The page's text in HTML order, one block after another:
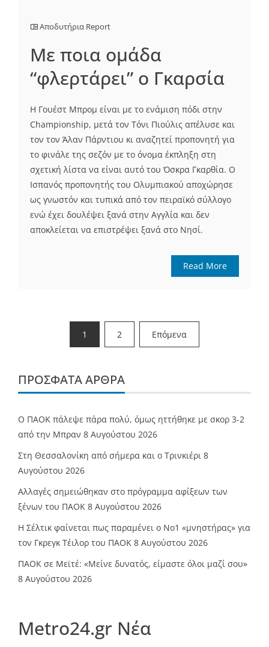
Αποδυτήρια Report
Mε ποια ομάδα
“φλερτάρει” ο Γκαρσία
Η Γουέστ Μπρομ είναι με το ενάμιση πόδι στην
Championship, μετά τον Τόνι Πιούλις απέλυσε και
τον τον Άλαν Πάρντιου κι αναζητεί προπονητή για
το φινάλε της σεζόν με το όνομα έκπληξη στη
σχετική λίστα να είναι αυτό του Όσκρα Γκαρθία. Ο
Ισπανός προπονητής του Ολυμπιακού αποχώρησε
ως γνωστόν και τυπικά από τον πειραϊκό σύλλογο
ενώ έχει δουλέψει ξανά στην Αγγλία και δεν
αποκλείεται να επιστρέψει ξανά στο Νησί.
Read More
Σελιδοποίηση
άρθρων
1 2 Επόμενα
ΠΡΌΣΦΑΤΑ ΆΡΘΡΑ
Ο ΠΑΟΚ πάλεψε πάρα πολύ, όμως ηττήθηκε με σκορ 3-2
από την Μπραν 8 Αυγούστου 2026
Στη Θεσσαλονίκη από σήμερα και ο Τρινκιέρι 8
Αυγούστου 2026
Αλλαγές σημειώθηκαν στο πρόγραμμα αφίξεων των
ξένων του ΠΑΟΚ 8 Αυγούστου 2026
Η Σέλτικ φαίνεται πως παραμένει ο Νο1 «μνηστήρας» για
τον Γκρεγκ Τέιλορ του ΠΑΟΚ 8 Αυγούστου 2026
ΠΑΟΚ σε Μεϊτέ: «Μείνε δυνατός, είμαστε όλοι μαζί σου»
8 Αυγούστου 2026
Metro24.gr Νέα